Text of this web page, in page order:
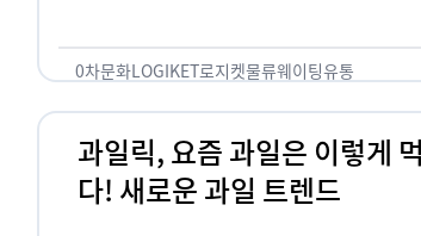
0차문화LOGIKET로지켓물류웨이팅유통
과일릭, 요즘 과일은 이렇게
다! 새로운 과일 트렌드